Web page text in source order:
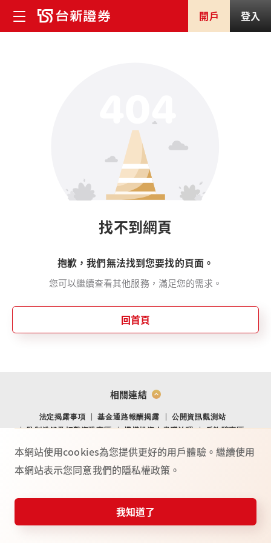
開戶 登入
找不到網頁
抱歉，我們無法找到您要找的頁面。
您可以繼續查看其他服務，滿足您的需求。
回首頁
相關連結
法定揭露事項 基金通路報酬揭露
公開資訊觀測站
防制洗錢及打擊資恐專區
機構投資人盡職治理
反詐騙專區
台新證券服務專線：02-4050-9799．02-2708-3972．0800-088-148
115年金管證總字第 0025號
本網站使用cookies為您提供更好的用戶體驗。繼續使用
本網站表示您同意我們的隱私權政策。
我知道了